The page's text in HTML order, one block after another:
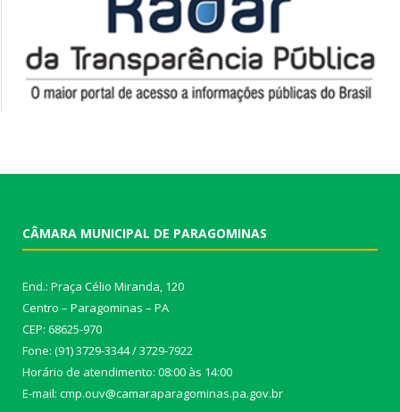
CÂMARA MUNICIPAL DE PARAGOMINAS
End.: Praça Célio Miranda, 120
Centro – Paragominas – PA
CEP: 68625-970
Fone: (91) 3729-3344 / 3729-7922
Horário de atendimento: 08:00 às 14:00
E-mail: cmp.ouv@camaraparagominas.pa.gov.br